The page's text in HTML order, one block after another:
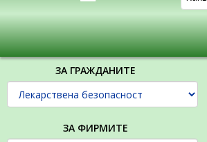
ЗА ГРАЖДАНИТЕ
ЗА ФИРМИТЕ